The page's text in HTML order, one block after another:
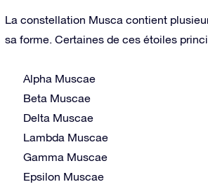
La constellation Musca contient
sa forme. Certaines de ces étoiles
Alpha Muscae
Beta Muscae
Delta Muscae
Lambda Muscae
Gamma Muscae
Epsilon Muscae